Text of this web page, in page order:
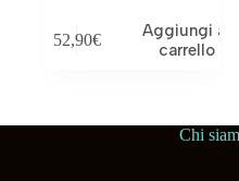
52,90€
Aggiungi al
carrello
Chi